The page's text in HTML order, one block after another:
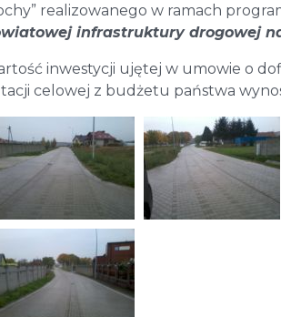
realizowanego w ramach
infrastruktury drogowej na
inwestycji ujętej w umowie o
celowej z budżetu państwa